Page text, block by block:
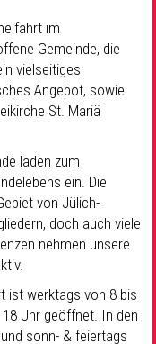
im
Gemeinde, die
vielseitiges
Angebot, sowie
St. Mariä
laden zum
ein. Die
von Jülich-
doch auch viele
nehmen unsere
ist werktags von 8 bis
Uhr geöffnet. In den
sonn- & feiertags